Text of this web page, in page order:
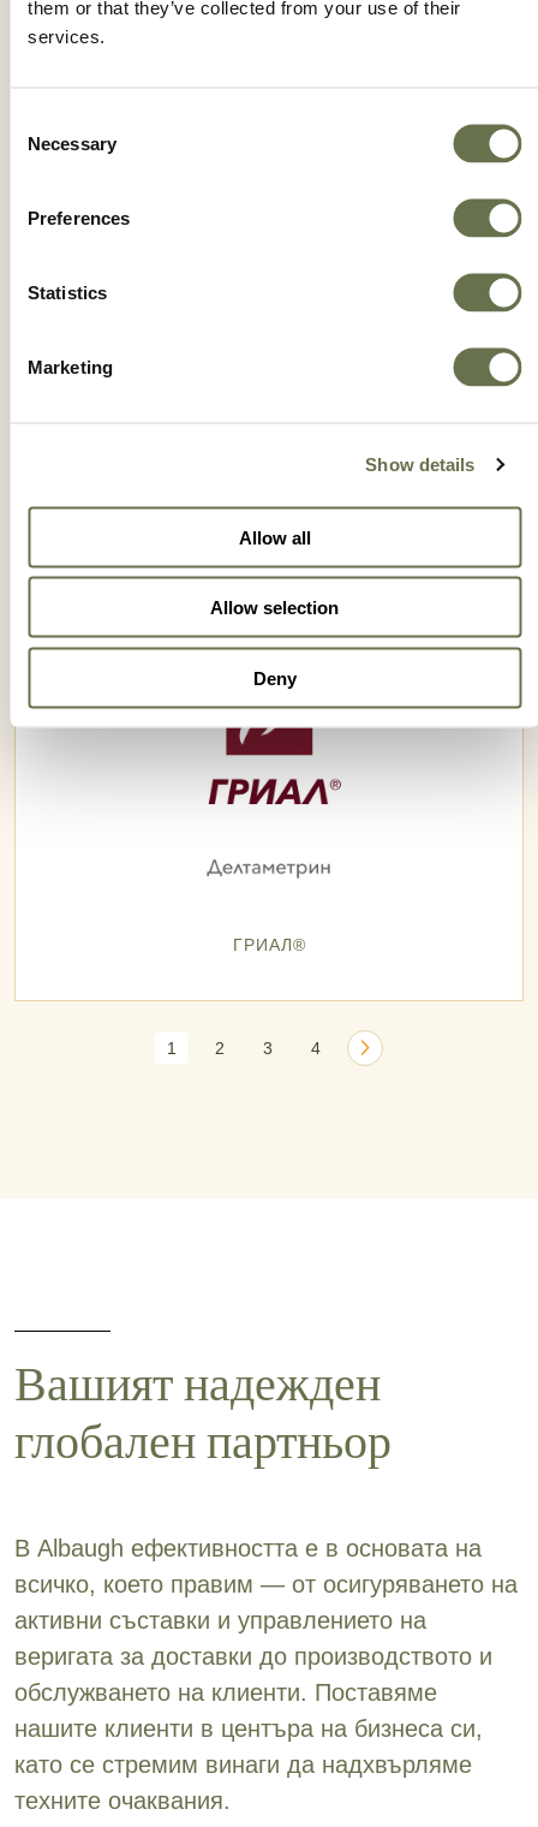
them or that they’ve collected from your use of their
services.
Selection
Necessary
Preferences
Statistics
Marketing
Show details
Allow all
Allow selection
Deny
ВАЛМЕК®
ГРИАЛ®
1 2 3 4
Вашият надежден
глобален партньор
В Albaugh ефективността е в основата на
всичко, което правим — от осигуряването на
активни съставки и управлението на
веригата за доставки до производството и
обслужването на клиенти. Поставяме
нашите клиенти в центъра на бизнеса си,
като се стремим винаги да надхвърляме
техните очаквания.